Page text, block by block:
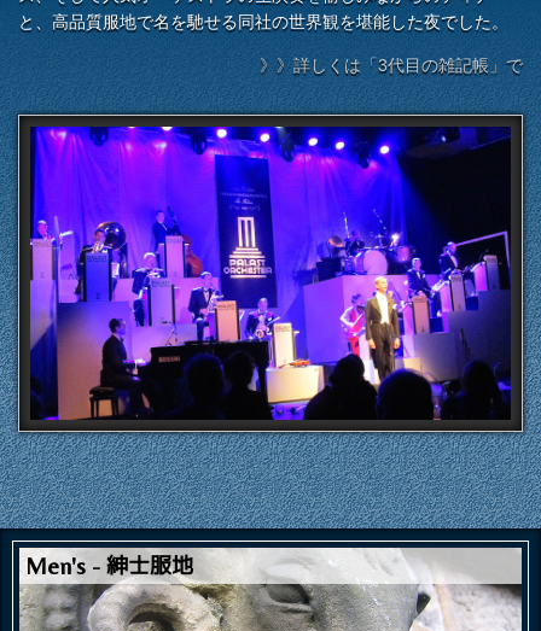
と、高品質服地で名を馳せる同社の世界観を堪能した夜でした。
》》詳しくは「3代目の雑記帳」で
Men's 紳士服地